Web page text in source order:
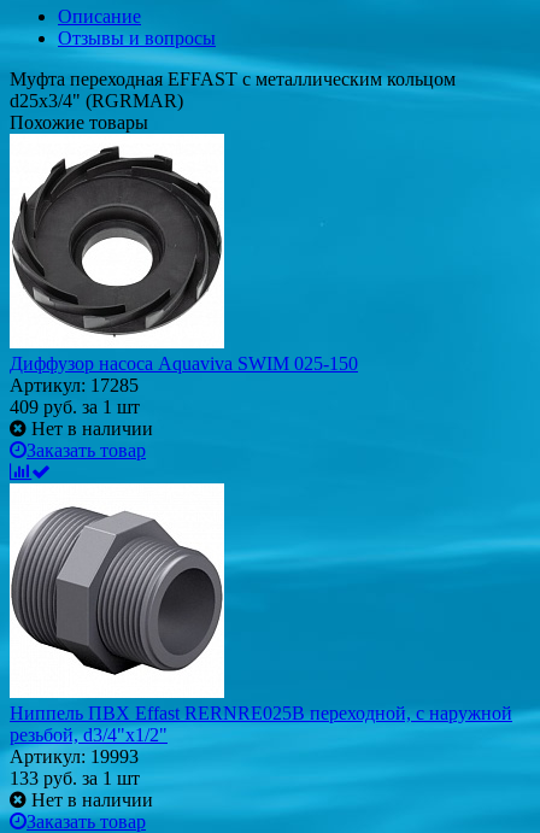
Описание
Отзывы и вопросы
Муфта переходная EFFAST c металлическим кольцом
d25x3/4" (RGRMAR)
Похожие товары
Диффузор насоса Aquaviva SWIM 025-150
Артикул: 17285
409 руб. за 1 шт
Нет в наличии
Заказать товар
Ниппель ПВХ Effast RERNRE025B переходной, с наружной
резьбой, d3/4"х1/2"
Артикул: 19993
133 руб. за 1 шт
Нет в наличии
Заказать товар